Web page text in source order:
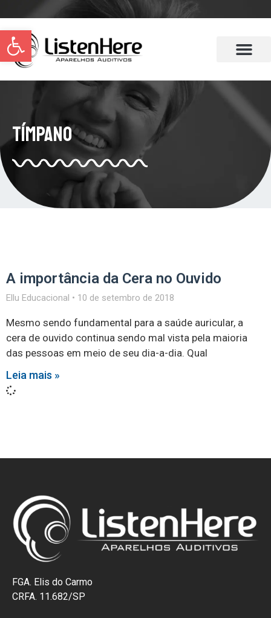
Abrir a barra de ferramentas
Tímpano
A importância da Cera no Ouvido
Ellu Educacional 10 de setembro de 2018
Mesmo sendo fundamental para a saúde auricular, a
cera de ouvido continua sendo mal vista pela maioria
das pessoas em meio de seu dia-a-dia. Qual
Leia mais »
FGA. Elis do Carmo
CRFA. 11.682/SP